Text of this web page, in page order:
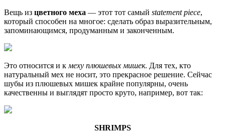
Вещь из цветного меха — этот тот самый statement piece,
который способен на многое: сделать образ выразительным,
запоминающимся, продуманным и законченным.
Это относится и к меху плюшевых мишек. Для тех, кто
натуральный мех не носит, это прекрасное решение. Сейчас
шубы из плюшевых мишек крайне популярны, очень
качественны и выглядят просто круто, например, вот так:
SHRIMPS